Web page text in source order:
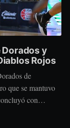
Dorados y
Rojos
de
que se mantuvo
con
El cuadro
Dorados